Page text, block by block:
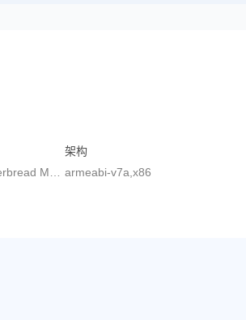
架构
armeabi-v7a,x86